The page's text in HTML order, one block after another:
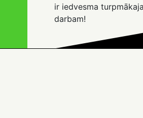
ir iedvesma
darbam!